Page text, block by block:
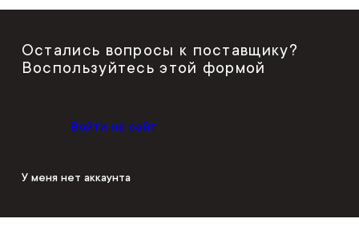
Остались вопросы к поставщику?
Воспользуйтесь этой формой
Войти на сайт
У меня нет аккаунта